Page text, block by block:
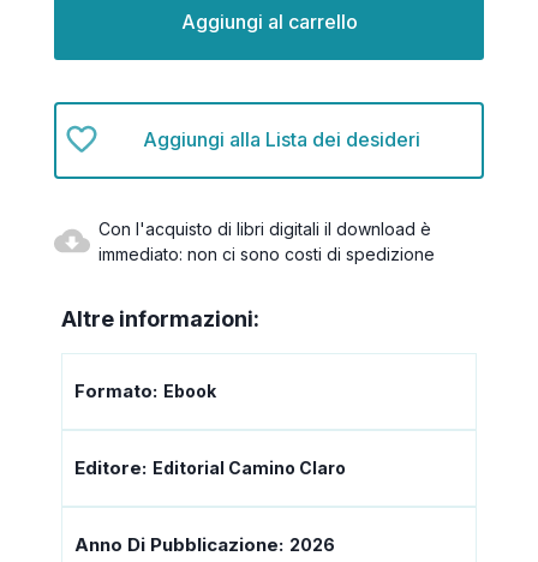
Aggiungi alla Lista dei desideri
Con l'acquisto di libri digitali il download è
immediato: non ci sono costi di spedizione
Altre informazioni:
Formato: Ebook
Editore: Editorial Camino Claro
Anno Di Pubblicazione: 2026